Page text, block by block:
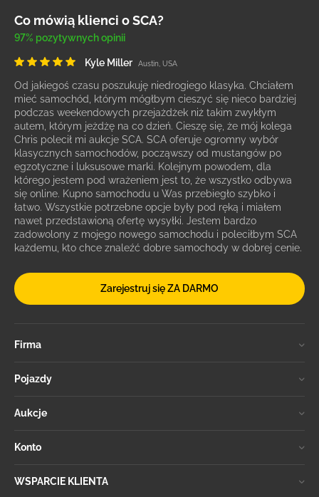
Co mówią klienci o SCA?
97% pozytywnych opinii
Kyle Miller Austin, USA
Od jakiegoś czasu poszukuję niedrogiego klasyka. Chciałem
mieć samochód, którym mógłbym cieszyć się nieco bardziej
podczas weekendowych przejażdżek niż takim zwykłym
autem, którym jeżdżę na co dzień. Cieszę się, że mój kolega
Chris polecił mi aukcje SCA. SCA oferuje ogromny wybór
klasycznych samochodów, począwszy od mustangów po
egzotyczne i luksusowe marki. Kolejnym powodem, dla
którego jestem pod wrażeniem jest to, że wszystko odbywa
się online. Kupno samochodu u Was przebiegło szybko i
łatwo. Wszystkie potrzebne opcje były pod ręką i miałem
nawet przedstawioną ofertę wysyłki. Jestem bardzo
zadowolony z mojego nowego samochodu i poleciłbym SCA
każdemu, kto chce znaleźć dobre samochody w dobrej cenie.
Zarejestruj się ZA DARMO
Firma
Pojazdy
Aukcje
Konto
WSPARCIE KLIENTA